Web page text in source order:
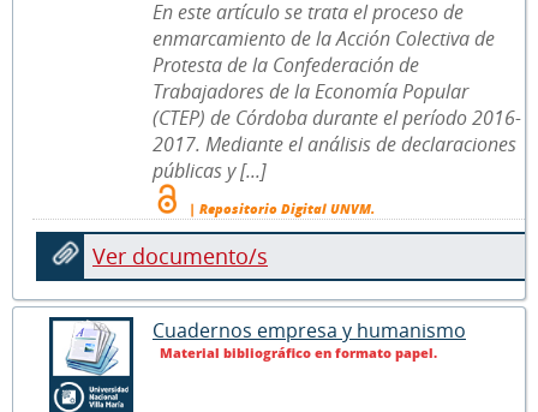
En este artículo se trata el proceso de
enmarcamiento de la Acción Colectiva de
Protesta de la Confederación de
Trabajadores de la Economía Popular
(CTEP) de Córdoba durante el período 2016-
2017. Mediante el análisis de declaraciones
públicas y [...]
| Repositorio Digital UNVM.
Ver documento/s
Cuadernos empresa y humanismo
Material bibliográfico en formato papel.